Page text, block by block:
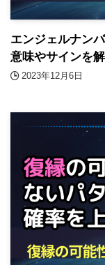
エンジェルナン
意味やサインを解
2023年12月6日